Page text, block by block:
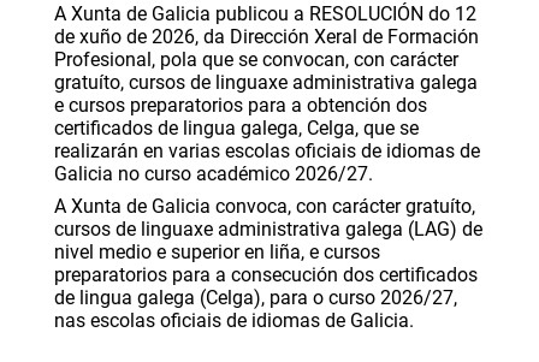
A Xunta de Galicia publicou a RESOLUCIÓN do 12
de xuño de 2026, da Dirección Xeral de Formación
Profesional, pola que se convocan, con carácter
gratuíto, cursos de linguaxe administrativa galega
e cursos preparatorios para a obtención dos
certificados de lingua galega, Celga, que se
realizarán en varias escolas oficiais de idiomas de
Galicia no curso académico 2026/27.
A Xunta de Galicia convoca, con carácter gratuíto,
cursos de linguaxe administrativa galega (LAG) de
nivel medio e superior en liña, e cursos
preparatorios para a consecución dos certificados
de lingua galega (Celga), para o curso 2026/27,
nas escolas oficiais de idiomas de Galicia.